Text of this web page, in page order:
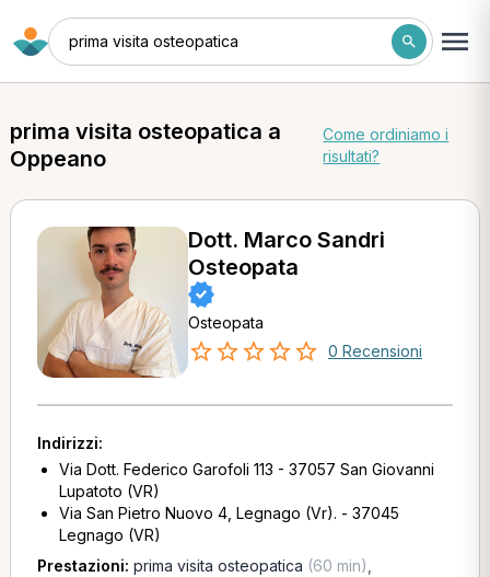
prima visita osteopatica
prima visita osteopatica a
Oppeano
Come ordiniamo i
risultati?
Dott. Marco Sandri
Osteopata
Osteopata
0 Recensioni
Indirizzi:
Via Dott. Federico Garofoli 113 - 37057 San Giovanni
Lupatoto (VR)
Via San Pietro Nuovo 4, Legnago (Vr). - 37045
Legnago (VR)
Prestazioni: prima visita osteopatica (60 min)